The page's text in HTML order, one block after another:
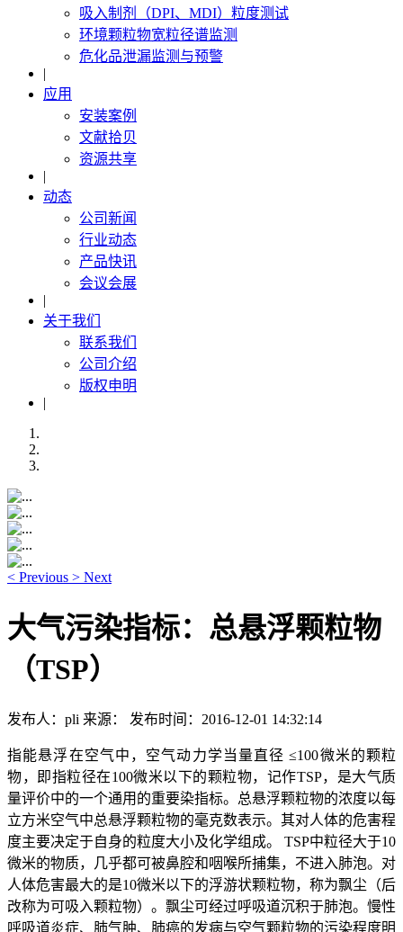
吸入制剂（DPI、MDI）粒度测试
环境颗粒物宽粒径谱监测
危化品泄漏监测与预警
|
应用
安装案例
文献拾贝
资源共享
|
动态
公司新闻
行业动态
产品快讯
会议会展
|
关于我们
联系我们
公司介绍
版权申明
|
< Previous > Next
大气污染指标：总悬浮颗粒物
（TSP）
发布人：pli 来源： 发布时间：2016-12-01 14:32:14
指能悬浮在空气中，空气动力学当量直径 ≤100微米的颗粒
物，即指粒径在100微米以下的颗粒物，记作TSP，是大气质
量评价中的一个通用的重要染指标。总悬浮颗粒物的浓度以每
立方米空气中总悬浮颗粒物的毫克数表示。其对人体的危害程
度主要决定于自身的粒度大小及化学组成。 TSP中粒径大于10
微米的物质，几乎都可被鼻腔和咽喉所捕集，不进入肺泡。对
人体危害最大的是10微米以下的浮游状颗粒物，称为飘尘（后
改称为可吸入颗粒物）。飘尘可经过呼吸道沉积于肺泡。慢性
呼吸道炎症、肺气肿、肺癌的发病与空气颗粒物的污染程度明